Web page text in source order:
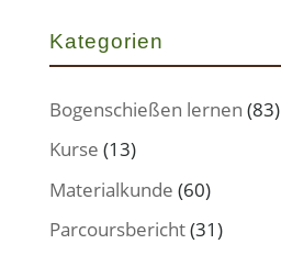
Kategorien
Bogenschießen lernen (83)
Kurse (13)
Materialkunde (60)
Parcoursbericht(31)